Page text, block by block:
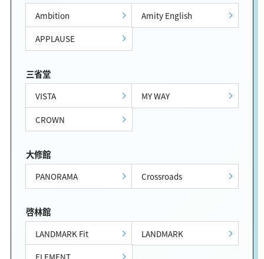
Ambition
Amity English
APPLAUSE
三省堂
VISTA
MY WAY
CROWN
大修館
PANORAMA Crossroads
啓林館
LANDMARK Fit
LANDMARK